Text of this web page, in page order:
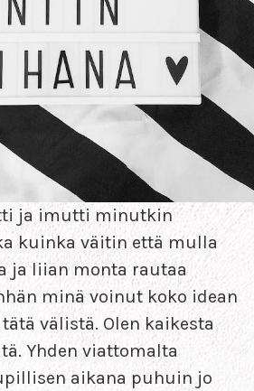
ja imutti minutkin
kuinka väitin että mulla
ja liian monta rautaa
minä voinut koko idean
välistä. Olen kaikesta
Yhden viattomalta
aikana puhuin jo